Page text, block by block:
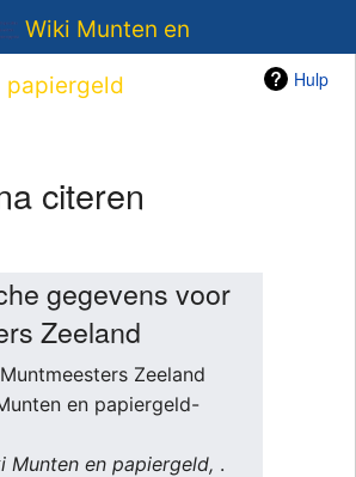
Wiki Munten en
papiergeld Hulp
citeren
gegevens voor
Zeeland
Zeeland
en papiergeld-
Munten en papiergeld, .